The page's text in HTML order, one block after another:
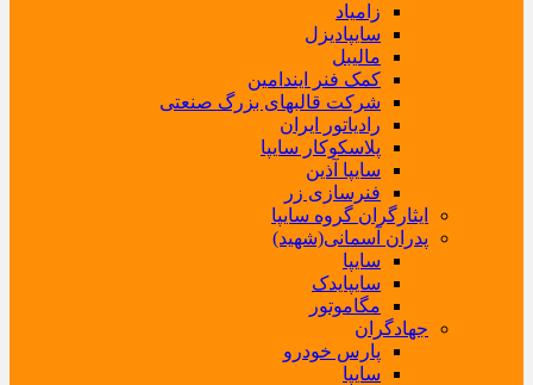
زامیاد
سایپادیزل
مالیبل
کمک فنر ایندامین
شرکت قالبهای بزرگ صنعتی
رادیاتور ایران
پلاسکوکار سایپا
سایپا آذین
فنرسازی زر
ایثارگران گروه سایپا
پدران آسمانی(شهید)
سایپا
سایپایدک
مگاموتور
جهادگران
پارس خودرو
سایپا